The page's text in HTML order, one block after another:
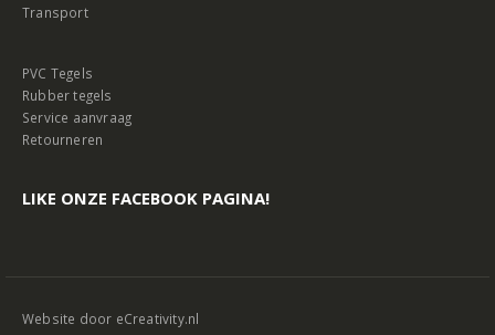
Transport
PVC Tegels
Rubber tegels
Service aanvraag
Retourneren
LIKE ONZE FACEBOOK PAGINA!
Website door eCreativity.nl